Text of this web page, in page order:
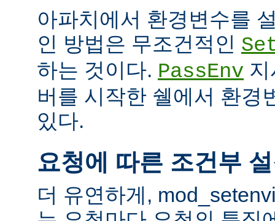
아파치에서 환경변수를
인 방법은 무조건적인
하는 것이다. PassEnv
버를 시작한 쉘에서 환경
있다.
요청에 따른 조건부
더 유연하게,